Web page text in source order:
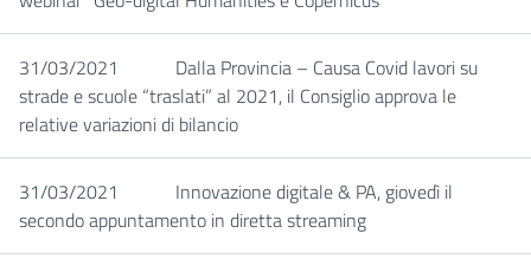
31/03/2021
Dalla Provincia – Causa Covid lavori su
strade e scuole “traslati” al 2021, il Consiglio approva le
relative variazioni di bilancio
31/03/2021
Innovazione digitale & PA, giovedì il
secondo appuntamento in diretta streaming